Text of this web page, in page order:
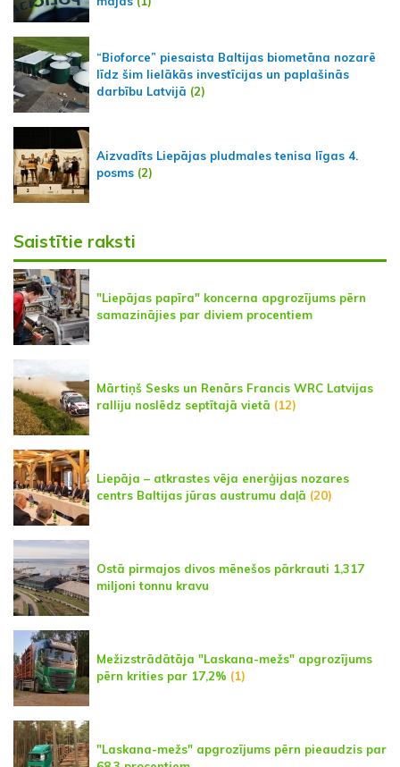
“Bioforce” piesaista Baltijas biometāna nozarē
līdz šim lielākās investīcijas un paplašinās
darbību Latvijā (2)
Aizvadīts Liepājas pludmales tenisa līgas 4.
posms (2)
Saistītie raksti
"Liepājas papīra" koncerna apgrozījums pērn
samazinājies par diviem procentiem
Mārtiņš Sesks un Renārs Francis WRC Latvijas
ralliju noslēdz septītajā vietā (12)
Liepāja – atkrastes vēja enerģijas nozares
centrs Baltijas jūras austrumu daļā (20)
Ostā pirmajos divos mēnešos pārkrauti 1,317
miljoni tonnu kravu
Mežizstrādātāja "Laskana-mežs" apgrozījums
pērn krities par 17,2% (1)
"Laskana-mežs" apgrozījums pērn pieaudzis par